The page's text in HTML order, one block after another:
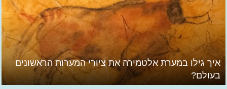
איך גילו במערת אלטמירה את ציורי המערות הראשונים
בעולם?